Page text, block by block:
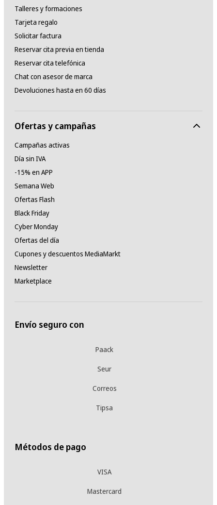
Talleres y formaciones
Tarjeta regalo
Solicitar factura
Reservar cita previa en tienda
Reservar cita telefónica
Chat con asesor de marca
Devoluciones hasta en 60 días
Ofertas y campañas
Campañas activas
Día sin IVA
-15% en APP
Semana Web
Ofertas Flash
Black Friday
Cyber Monday
Ofertas del día
Cupones y descuentos MediaMarkt
Newsletter
Marketplace
Envío seguro con
Paack
Seur
Correos
Tipsa
Métodos de pago
VISA
Mastercard